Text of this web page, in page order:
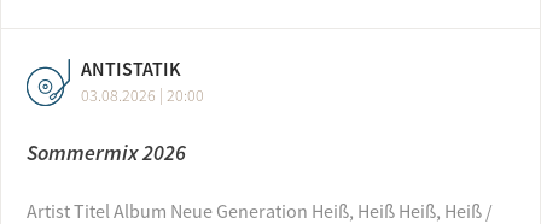
ANTISTATIK
03.08.2026 | 20:00
Sommermix 2026
Artist Titel Album Neue Generation Heiß, Heiß Heiß, Heiß /